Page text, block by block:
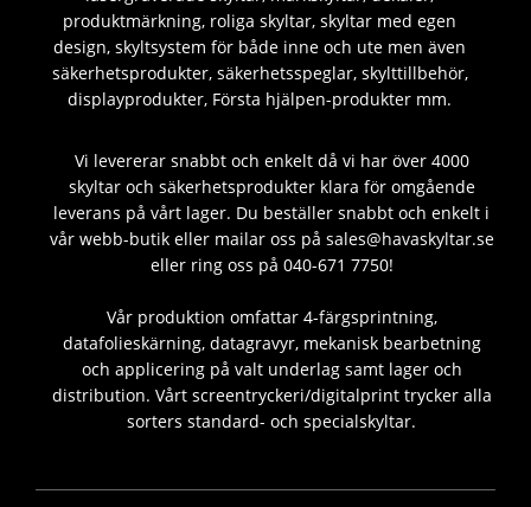
produktmärkning, roliga skyltar, skyltar med egen
design, skyltsystem för både inne och ute men även
säkerhetsprodukter, säkerhetsspeglar, skylttillbehör,
displayprodukter, Första hjälpen-produkter mm.
Vi levererar snabbt och enkelt då vi har över 4000
skyltar och säkerhetsprodukter klara för omgående
leverans på vårt lager. Du beställer snabbt och enkelt i
vår webb-butik eller mailar oss på sales@havaskyltar.se
eller ring oss på 040-671 7750!
Vår produktion omfattar 4-färgsprintning,
datafolieskärning, datagravyr, mekanisk bearbetning
och applicering på valt underlag samt lager och
distribution. Vårt screentryckeri/digitalprint trycker alla
sorters standard- och specialskyltar.